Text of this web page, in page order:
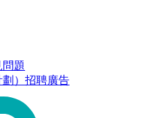
題
劃）招聘廣告